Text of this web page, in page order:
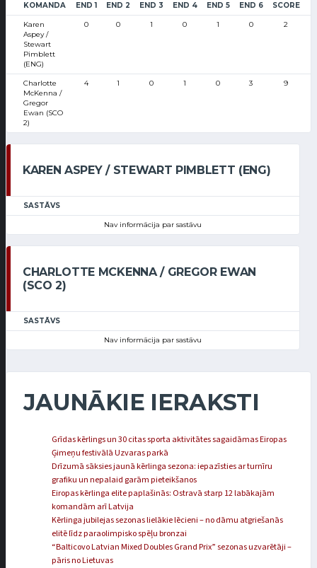
KOMANDA END 1 END 2 END 3 END 4 END 5 END 6 SCORE
Karen
Aspey /
Stewart
Pimblett
(ENG)
0 0 1 0 1 0 2
Charlotte
McKenna /
Gregor
Ewan (SCO
2)
4 1 0 1 0 3 9
KAREN ASPEY / STEWART PIMBLETT (ENG)
SASTĀVS
Nav informācija par sastāvu
CHARLOTTE MCKENNA / GREGOR EWAN
(SCO 2)
SASTĀVS
Nav informācija par sastāvu
JAUNĀKIE IERAKSTI
Grīdas kērlings un 30 citas sporta aktivitātes sagaidāmas Eiropas
Ģimeņu festivālā Uzvaras parkā
Drīzumā sāksies jaunā kērlinga sezona: iepazīsties ar turnīru
grafiku un nepalaid garām pieteikšanos
Eiropas kērlinga elite paplašinās: Ostravā starp 12 labākajām
komandām arī Latvija
Kērlinga jubilejas sezonas lielākie lēcieni – no dāmu atgriešanās
elitē līdz paraolimpisko spēļu bronzai
“Balticovo Latvian Mixed Doubles Grand Prix” sezonas uzvarētāji –
pāris no Lietuvas